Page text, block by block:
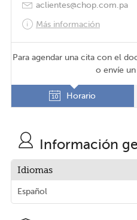
aclientes@chop.com.pa
Más información
Para agendar una cita con el
o envíe
Horario
Información
Idiomas
Español